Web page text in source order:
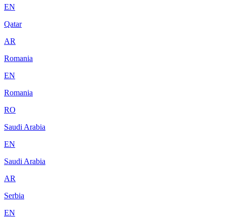
EN
Qatar
AR
Romania
EN
Romania
RO
Saudi Arabia
EN
Saudi Arabia
AR
Serbia
EN